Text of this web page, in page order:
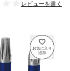
レビューを書く